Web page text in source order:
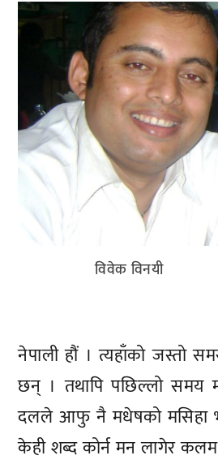
विवेक विनयी
नेपाली हौं । त्यहाँको जस्तो
छन् । तथापि पछिल्लो समय
दलले आफु नै मधेषको मसिहा
केही शब्द कोर्न मन लागेर